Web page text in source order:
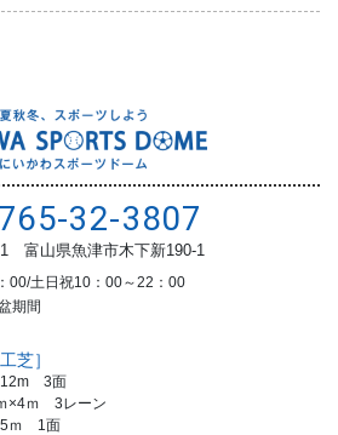
32-3807
富山県魚津市木下新190-1
00/土日祝10：00～22：00
期間
芝］
3面
×4ｍ 3レーン
ｍ 1面